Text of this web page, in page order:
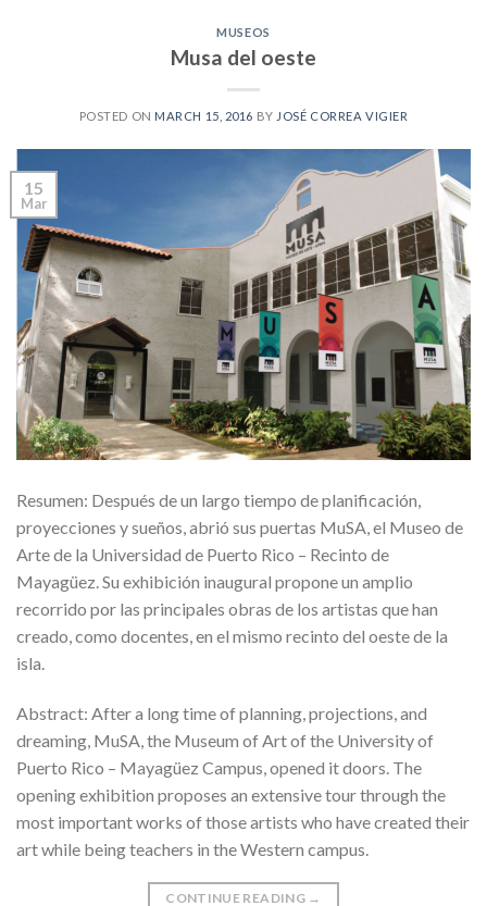
MUSEOS
Musa del oeste
POSTED ON MARCH 15, 2016 BY JOSÉ CORREA VIGIER
15
Mar
Resumen: Después de un largo tiempo de planificación,
proyecciones y sueños, abrió sus puertas MuSA, el Museo de
Arte de la Universidad de Puerto Rico – Recinto de
Mayagüez. Su exhibición inaugural propone un amplio
recorrido por las principales obras de los artistas que han
creado, como docentes, en el mismo recinto del oeste de la
isla.
Abstract: After a long time of planning, projections, and
dreaming, MuSA, the Museum of Art of the University of
Puerto Rico – Mayagüez Campus, opened it doors. The
opening exhibition proposes an extensive tour through the
most important works of those artists who have created their
art while being teachers in the Western campus.
CONTINUE READING →